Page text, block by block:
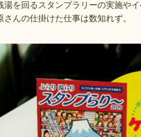
湯を回るスタンプラリーの実施や
んの仕掛けた仕事は数知れず。